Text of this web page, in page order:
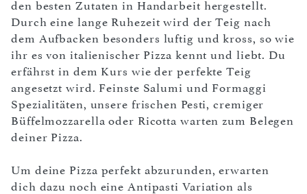
den besten Zutaten in Handarbeit hergestellt.
Durch eine lange Ruhezeit wird der Teig nach
dem Aufbacken besonders luftig und kross, so wie
ihr es von italienischer Pizza kennt und liebt. Du
erfährst in dem Kurs wie der perfekte Teig
angesetzt wird. Feinste Salumi und Formaggi
Spezialitäten, unsere frischen Pesti, cremiger
Büffelmozzarella oder Ricotta warten zum Belegen
deiner Pizza.
Um deine Pizza perfekt abzurunden, erwarten
dich dazu noch eine Antipasti Variation als